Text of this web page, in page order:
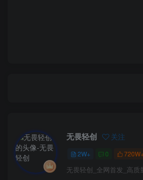
无畏轻创 关注
2W+ 0
无畏轻创_全网首发_高质